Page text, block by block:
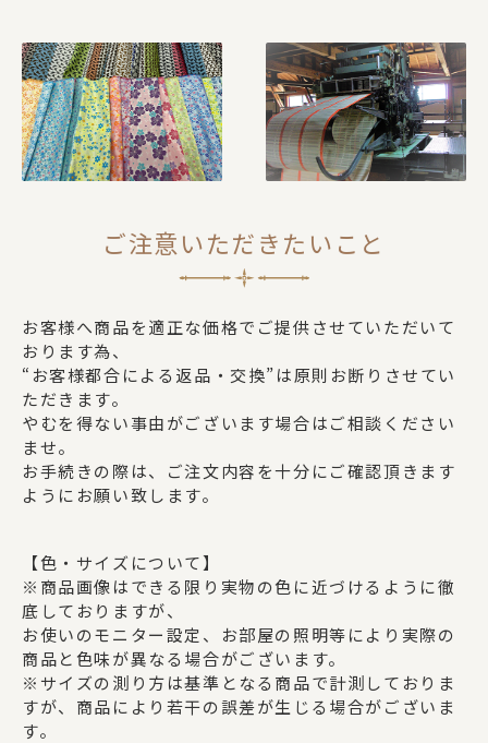
ご注意いただきたいこと
お客様へ商品を適正な価格でご提供させていただいて
おります為、
“お客様都合による返品・交換”は原則お断りさせてい
ただきます。
やむを得ない事由がございます場合はご相談ください
ませ。
お手続きの際は、ご注文内容を十分にご確認頂きます
ようにお願い致します。
【色・サイズについて】
※商品画像はできる限り実物の色に近づけるように徹
底しておりますが、
お使いのモニター設定、お部屋の照明等により実際の
商品と色味が異なる場合がございます。
※サイズの測り方は基準となる商品で計測しておりま
すが、商品により若干の誤差が生じる場合がございま
す。